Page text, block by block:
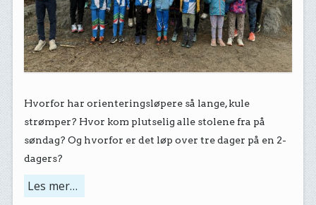
Hvorfor har orienteringsløpere så lange, kule
strømper? Hvor kom plutselig alle stolene fra på
søndag? Og hvorfor er det løp over tre dager på en 2-
dagers?
Les mer…